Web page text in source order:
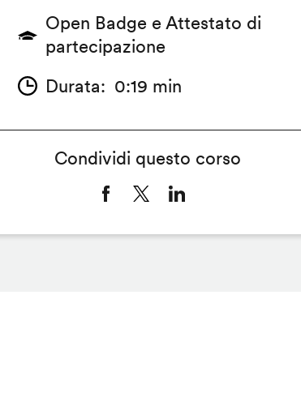
Open Badge e Attestato di
partecipazione
Durata
0:19 min
Condividi questo corso